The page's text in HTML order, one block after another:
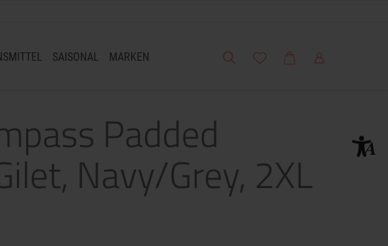
SAISONAL MARKEN Suche Meine Wunschliste
WarenkorbMein Account
Padded
Navy/Grey, 2XL